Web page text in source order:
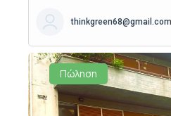
thinkgreen68@gmail.com
Πώληση